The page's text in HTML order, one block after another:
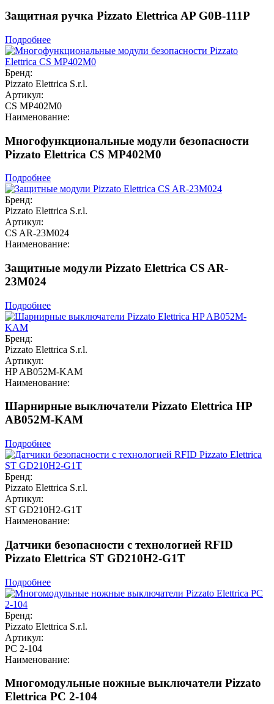
Защитная ручка Pizzato Elettrica AP G0B-111P
Подробнее
Бренд:
Pizzato Elettrica S.r.l.
Артикул:
CS MP402M0
Наименование:
Многофункциональные модули безопасности
Pizzato Elettrica CS MP402M0
Подробнее
Бренд:
Pizzato Elettrica S.r.l.
Артикул:
CS AR-23M024
Наименование:
Защитные модули Pizzato Elettrica CS AR-
23M024
Подробнее
Бренд:
Pizzato Elettrica S.r.l.
Артикул:
HP AB052M-KAM
Наименование:
Шарнирные выключатели Pizzato Elettrica HP
AB052M-KAM
Подробнее
Бренд:
Pizzato Elettrica S.r.l.
Артикул:
ST GD210H2-G1T
Наименование:
Датчики безопасности с технологией RFID
Pizzato Elettrica ST GD210H2-G1T
Подробнее
Бренд:
Pizzato Elettrica S.r.l.
Артикул:
PC 2-104
Наименование:
Многомодульные ножные выключатели Pizzato
Elettrica PC 2-104